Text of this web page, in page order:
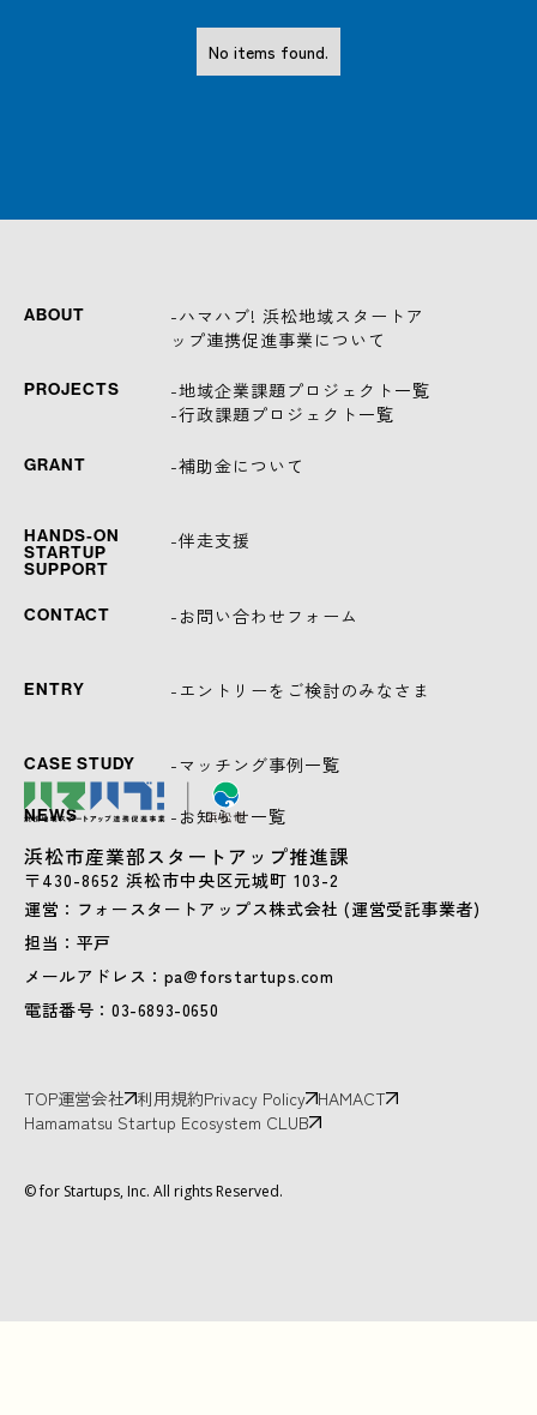
No items found.
ABOUT
-ハマハブ! 浜松地域スタートア
ップ連携促進事業について
PROJECTS
-地域企業課題プロジェクト一覧
-行政課題プロジェクト一覧
GRANT -補助金について
HANDS-ON
STARTUP
SUPPORT
-伴走支援
CONTACT -お問い合わせフォーム
ENTRY -エントリーをご検討のみなさま
CASE STUDY -マッチング事例一覧
NEWS -お知らせ一覧
浜松市産業部スタートアップ推進課
〒430-8652 浜松市中央区元城町 103-2
運営：フォースタートアップス株式会社 (運営受託事業者)
担当：平戸
メールアドレス：pa@forstartups.com
電話番号：03-6893-0650
TOP運営会社 利用規約Privacy Policy HAMACT
Hamamatsu Startup Ecosystem CLUB
© for Startups, Inc. All rights Reserved.